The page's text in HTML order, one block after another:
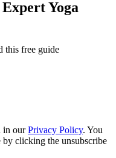
Yoga
this free guide
in ourPrivacy Policy. You
clicking the unsubscribe